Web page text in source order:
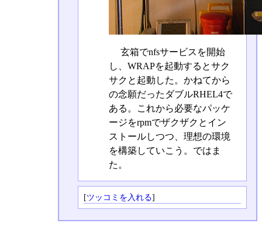
玄箱でnfsサービスを開始
し、WRAPを起動するとサク
サクと起動した。かねてから
の念願だったダブルRHEL4で
ある。これから必要なパッケ
ージをrpmでザクザクとイン
ストールしつつ、理想の環境
を構築していこう。ではま
た。
[ツッコミを入れる]